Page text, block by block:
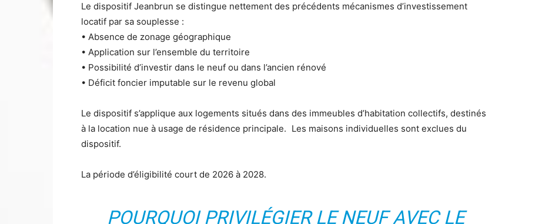
Le dispositif Jeanbrun se distingue nettement des précédents mécanismes d’investissement
locatif par sa souplesse :
• Absence de zonage géographique
• Application sur l’ensemble du territoire
• Possibilité d’investir dans le neuf ou dans l’ancien rénové
• Déficit foncier imputable sur le revenu global
Le dispositif s’applique aux logements situés dans des immeubles d’habitation collectifs, destinés
à la location nue à usage de résidence principale. Les maisons individuelles sont exclues du
dispositif.
La période d’éligibilité court de 2026 à 2028.
POURQUOI PRIVILÉGIER LE NEUF AVEC LE